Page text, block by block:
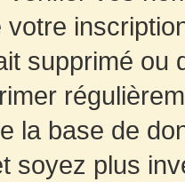
votre
supprimé
la base de
soyez plus